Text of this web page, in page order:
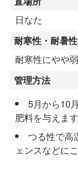
日なた
耐寒性・耐暑性
耐寒性にやや
管理方法
5月から10
肥料を与えます
つる性で高
ェンスなどに